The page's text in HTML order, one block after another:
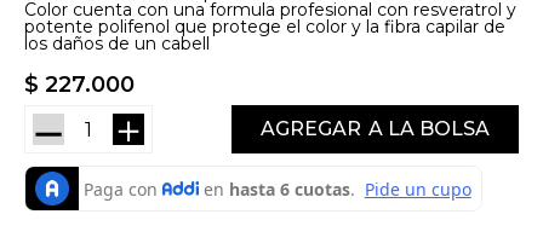
Color cuenta con una formula profesional con resveratrol y
potente polifenol que protege el color y la fibra capilar de
los daños de un cabell
$ 227.000
＋
－ AGREGAR